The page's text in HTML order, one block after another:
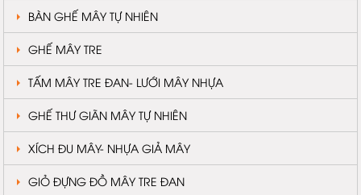
BÀN GHẾ MÂY TỰ NHIÊN
GHẾ MÂY TRE
TẤM MÂY TRE ĐAN- LƯỚI MÂY NHỰA
GHẾ THƯ GIÃN MÂY TỰ NHIÊN
XÍCH ĐU MÂY- NHỰA GIẢ MÂY
GIỎ ĐỰNG ĐỒ MÂY TRE ĐAN